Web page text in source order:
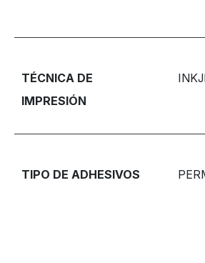
TÉCNICA DE
IMPRESIÓN
TIPO DE ADHESIVOS